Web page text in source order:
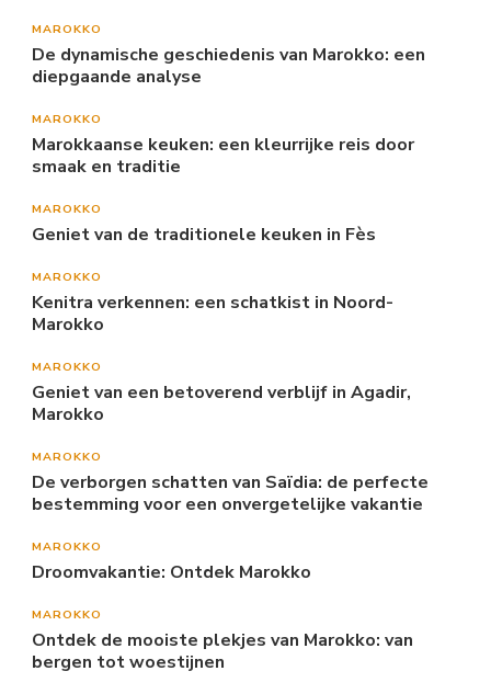
MAROKKO
De dynamische geschiedenis van Marokko: een
diepgaande analyse
MAROKKO
Marokkaanse keuken: een kleurrijke reis door
smaak en traditie
MAROKKO
Geniet van de traditionele keuken in Fès
MAROKKO
Kenitra verkennen: een schatkist in Noord-
Marokko
MAROKKO
Geniet van een betoverend verblijf in Agadir,
Marokko
MAROKKO
De verborgen schatten van Saïdia: de perfecte
bestemming voor een onvergetelijke vakantie
MAROKKO
Droomvakantie: Ontdek Marokko
MAROKKO
Ontdek de mooiste plekjes van Marokko: van
bergen tot woestijnen